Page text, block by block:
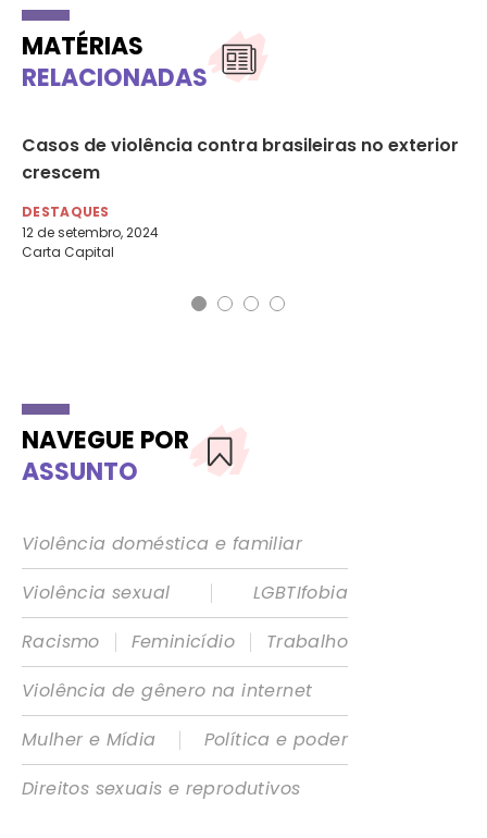
MATÉRIAS
RELACIONADAS
Casos de violência contra brasileiras no exterior
crescem
DESTAQUES
12 de setembro, 2024
Carta Capital
NAVEGUE POR
ASSUNTO
Violência doméstica e familiar
Violência sexual
|
LGBTIfobia
Racismo
| Feminicídio |
Trabalho
Violência de gênero na internet
Mulher e Mídia
|
Política e poder
Direitos sexuais e reprodutivos